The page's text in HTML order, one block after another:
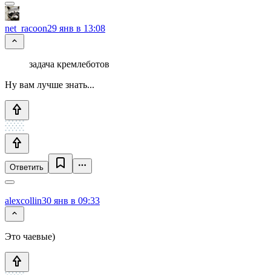
net_racoon29 янв в 13:08
задача кремлеботов
Ну вам лучше знать...
Ответить
alexcollin30 янв в 09:33
Это чаевые)